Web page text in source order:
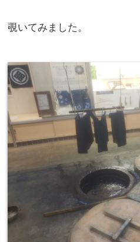
覗いてみました。